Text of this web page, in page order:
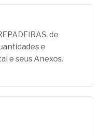
de
e
e seus Anexos.